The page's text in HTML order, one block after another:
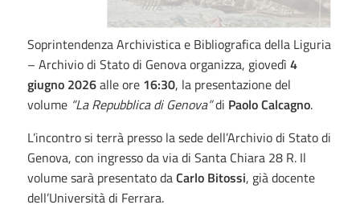
Soprintendenza Archivistica e Bibliografica della Liguria
– Archivio di Stato di Genova organizza, giovedì 4
giugno 2026alle ore 16:30, la presentazione del
volume “La Repubblica di Genova”di Paolo Calcagno.
L’incontro si terrà presso la sede dell’Archivio di Stato di
Genova, con ingresso da via di Santa Chiara 28 R. Il
volume sarà presentato daCarlo Bitossi, già docente
dell’Università di Ferrara.